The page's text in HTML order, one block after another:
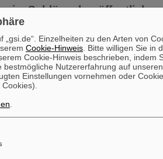
in „Nature
ERC Advanced Grant für
der Abteilung Biophysik am GSI
geförderte Forschungsprojekt „BARB
ion Beams“ hat einen wichtigen
eines Tumors bei einem Tier
demonstriert und in „Nature Physics“
entscheidenden Fortschritt für die…
Einzelheiten zu den Arten von
Cookie-Hinweis . Bitte willigen Sie in
Cookie-Hinweis beschrieben, indem
bestmögliche Nutzererfahrung auf
Einstellungen vornehmen oder